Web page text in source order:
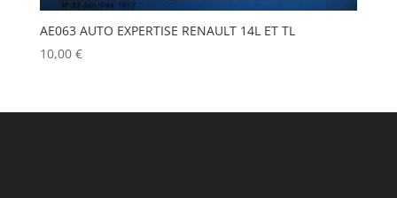
AE063 AUTO EXPERTISE RENAULT 14L ET TL
10,00 €